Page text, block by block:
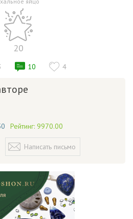
20
10 4
Рейтинг: 9970.00
Написать письмо